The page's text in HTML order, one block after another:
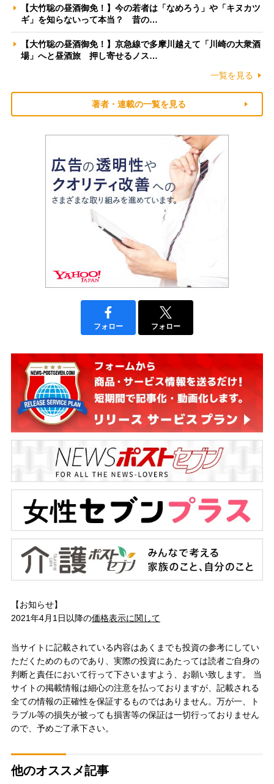
【大竹聡の昼酒御免！】今の若者は「なめろう」や「キヌカツ
ギ」を知らないって本当？ 昔の…
【大竹聡の昼酒御免！】京急線で多摩川越えて「川崎の大衆酒
場」へと昼酒旅 押し寄せるノス…
一覧を見る
著者・連載の一覧を見る
フォロー フォロー
【お知らせ】
2021年4月1日以降の価格表示に関して
当サイトに記載されている内容はあくまでも投資の参考にしてい
ただくためのものであり、実際の投資にあたっては読者ご自身の
判断と責任において行って下さいますよう、お願い致します。 当
サイトの掲載情報は細心の注意を払っておりますが、記載される
全ての情報の正確性を保証するものではありません。万が一、ト
ラブル等の損失が被っても損害等の保証は一切行っておりません
ので、予めご了承下さい。
他のオススメ記事